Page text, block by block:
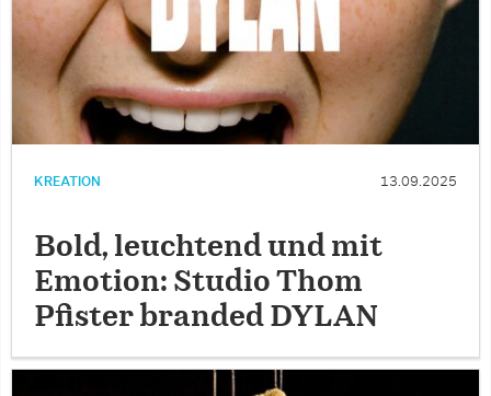
KREATION 13.09.2025
Bold, leuchtend und mit
Emotion: Studio Thom
Pfister branded DYLAN